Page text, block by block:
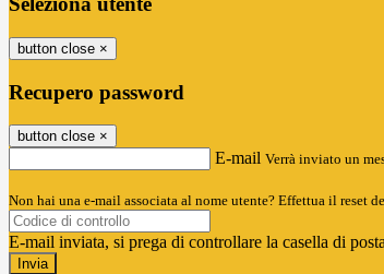
button close ×
Recupero password
button close ×
E-mail Verrà inviato un
Non hai una e-mail associata al nome utente? Effettua il reset
E-mail inviata, si prega di controllare la casella di